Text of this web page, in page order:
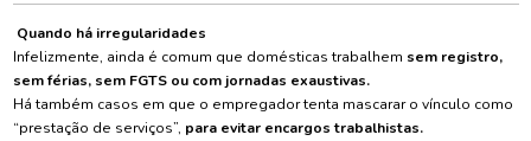
Quando há irregularidades
Infelizmente, ainda é comum que domésticas trabalhem sem registro,
sem férias, sem FGTS ou com jornadas exaustivas.
Há também casos em que o empregador tenta mascarar o vínculo como
“prestação de serviços”, para evitar encargos trabalhistas.